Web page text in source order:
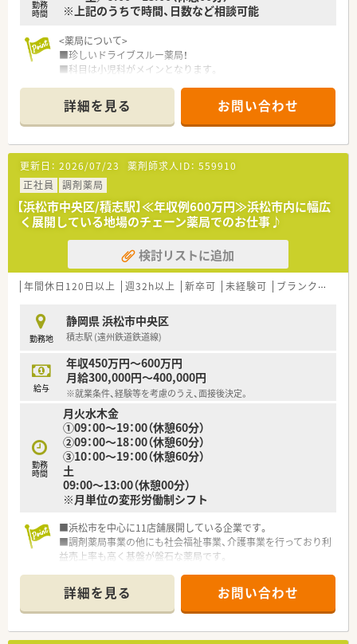
勤務
時間
※上記のうちで時間、日数など相談可能
<薬局について>
■珍しいドライブスルー薬局！
■科目は小児科がメインとなります。
■お車での通勤がおすすめです！
■勤務時間数についてはご希望の時間をご相談ください！
＜こんな会社です＞
■東証プライム上場、全国に340店舗以上展開している大手チェ
ーン薬局です。
■大学病院門前･ドラッグストア併設店･コンビニ併設店など、
様々な形態の薬局を全国に展開しております。
■ほぼ全店で「座り投薬」のためでしっかりと患者様に向き合っ
て服薬指導ができます
■「地域密着」がキーワード。地域に毎に合わせた店舗デザイン、
25年前より取り組んでいる在宅（実施率90%）、健康イベントな
どを行っています。
詳細を見る お問い合わせ
更新日： 2026/07/23 薬剤師求人ID： 559910
正社員
調剤薬局
【浜松市中央区/積志駅】≪年収例600万円≫浜松市内に幅広
く展開している地場のチェーン薬局でのお仕事♪
検討リストに追加
年間休日120日以上 週32h以上 新卒可 未経験可 ブランク可
勤務地
静岡県 浜松市中央区
積志駅 (遠州鉄道鉄道線)
給与
年収450万円～600万円
月給300,000円～400,000円
※就業条件、経験等を考慮のうえ、面接後決定。
勤務
時間
月火水木金
①09：00～19：00（休憩60分）
②09：00～18：00（休憩60分）
③10：00～19：00（休憩60分）
土
09:00～13:00（休憩00分）
※月単位の変形労働制シフト
■浜松市を中心に11店舗展開している企業です。
■調剤薬局事業の他にも社会福祉事業、介護事業を行っており利
益売上率も高く基盤が盤石な薬局です。
に入り、従業員と同じ目線をお持ちです。
詳細を見る お問い合わせ